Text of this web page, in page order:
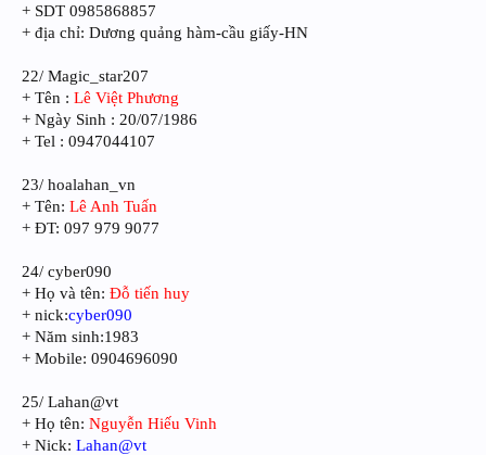
+ SDT 0985868857
+ địa chỉ: Dương quảng hàm-cầu giấy-HN
22/ Magic_star207
+ Tên : Lê Việt Phương
+ Ngày Sinh : 20/07/1986
+ Tel : 0947044107
23/ hoalahan_vn
+ Tên: Lê Anh Tuấn
+ ĐT: 097 979 9077
24/ cyber090
+ Họ và tên: Đỗ tiến huy
+ nick:cyber090
+ Năm sinh:1983
+ Mobile: 0904696090
25/ Lahan@vt
+ Họ tên: Nguyễn Hiếu Vinh
+ Nick: Lahan@vt